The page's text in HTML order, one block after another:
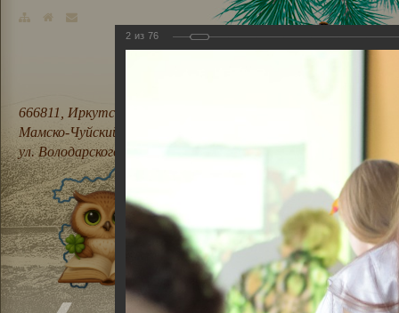
666811, Иркутская область,
Мамско-Чуйский район, п. Мама,
ул. Володарского, 21
2 из 76